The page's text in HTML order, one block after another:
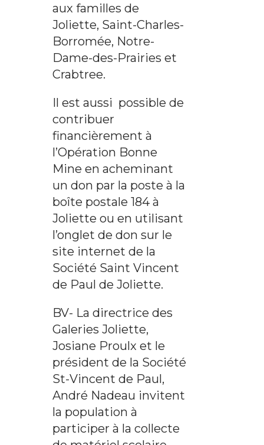
aux familles de
Joliette, Saint-Charles-
Borromée, Notre-
Dame-des-Prairies et
Crabtree.
Il est aussi possible de
contribuer
financièrement à
l’Opération Bonne
Mine en acheminant
un don par la poste à la
boîte postale 184 à
Joliette ou en utilisant
l’onglet de don sur le
site internet de la
Société Saint Vincent
de Paul de Joliette.
BV- La directrice des
Galeries Joliette,
Josiane Proulx et le
président de la Société
St-Vincent de Paul,
André Nadeau invitent
la population à
participer à la collecte